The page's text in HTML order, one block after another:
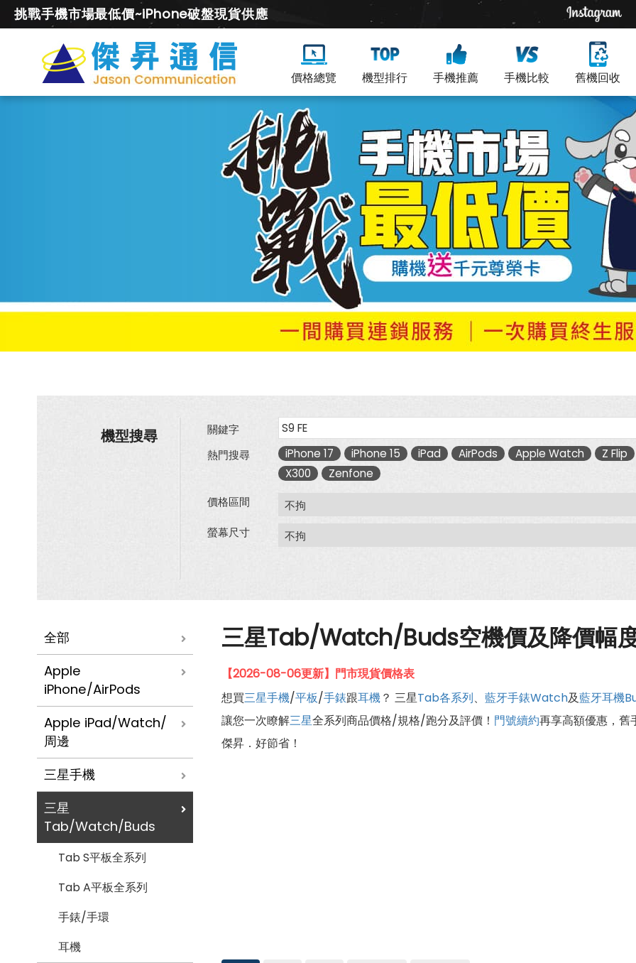
三
挑戰手機市場最低價~iPhone破盤現貨供應
價格總覽 機型排行 手機推薦 手機比較 舊機回收
機型搜尋
關鍵字
熱門搜尋
iPhone 17 iPhone 15 iPad AirPods Apple Watch
Z Flip
X300
Zenfone
價格區間
螢幕尺寸
全部
Apple
iPhone/AirPods
Apple iPad/Watch/
周邊
三星手機
三星
Tab/Watch/Buds
Tab S平板全系列
Tab A平板全系列
手錶/手環
耳機
三星Tab/Watch/Buds空機價及降價幅
【2026-08-06更新】門市現貨價格表
想買三星手機/平板/手錶跟耳機？ 三星Tab各系列、 藍牙手錶Watch及藍牙耳機
讓您一次瞭解三星全系列商品價格/規格/跑分及評價！ 門號續約再享高額優惠，舊
傑昇．好節省！